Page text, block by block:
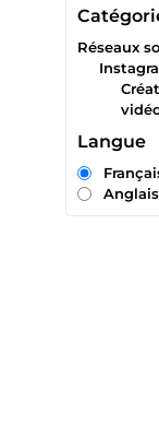
Réseaux
Langue
Anglais